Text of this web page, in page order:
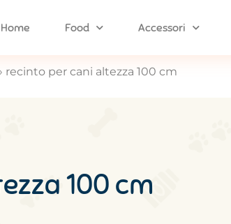
Home Food Accessori
recinto per cani altezza 100 cm
100 cm